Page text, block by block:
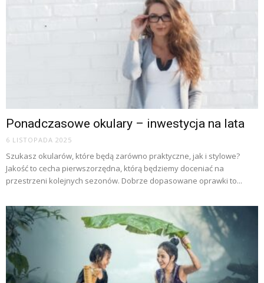
Ponadczasowe okulary – inwestycja na lata
6 LISTOPADA 2025
Szukasz okularów, które będą zarówno praktyczne, jak i stylowe?
Jakość to cecha pierwszorzędna, którą będziemy doceniać na
przestrzeni kolejnych sezonów. Dobrze dopasowane oprawki to...